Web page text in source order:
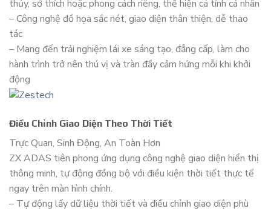
thủy, sở thích hoặc phong cách riêng, thể hiện cá tính cá nhân
– Công nghệ đồ họa sắc nét, giao diện thân thiện, dễ thao
tác
– Mang đến trải nghiệm lái xe sáng tạo, đẳng cấp, làm cho
hành trình trở nên thú vị và tràn đầy cảm hứng mỗi khi khởi
động
Điều Chỉnh Giao Diện Theo Thời Tiết
Trực Quan, Sinh Động, An Toàn Hơn
ZX ADAS tiên phong ứng dụng công nghệ giao diện hiển thị
thông minh, tự động đồng bộ với điều kiện thời tiết thực tế
ngay trên màn hình chính.
– Tự động lấy dữ liệu thời tiết và điều chỉnh giao diện phù